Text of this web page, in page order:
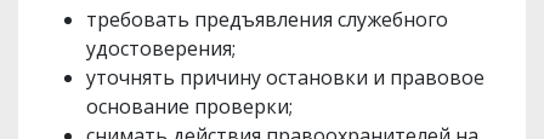
требовать предъявления служебного
удостоверения;
уточнять причину остановки и правовое
основание проверки;